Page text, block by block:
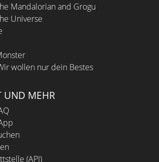
Mandalorian and Grogu
Universe
wollen nur dein Bestes
UND MEHR
(API)